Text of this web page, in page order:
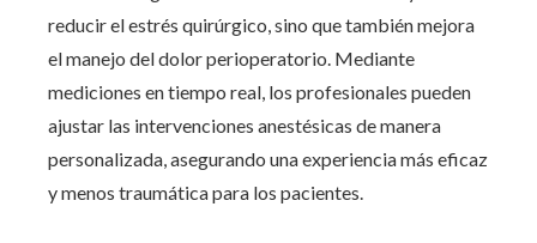
reducir el estrés quirúrgico, sino que también mejora
el manejo del dolor perioperatorio. Mediante
mediciones en tiempo real, los profesionales pueden
ajustar las intervenciones anestésicas de manera
personalizada, asegurando una experiencia más eficaz
y menos traumática para los pacientes.